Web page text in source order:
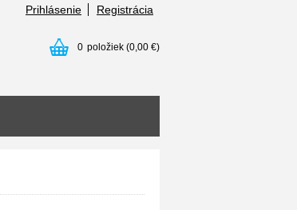
Prihlásenie Registrácia
0 položiek (0,00 €)